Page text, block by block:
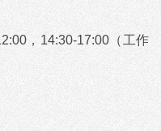
，14:30-17:00（工作